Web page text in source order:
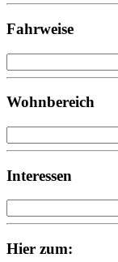
Fahrweise
Wohnbereich
Interessen
Hier zum: